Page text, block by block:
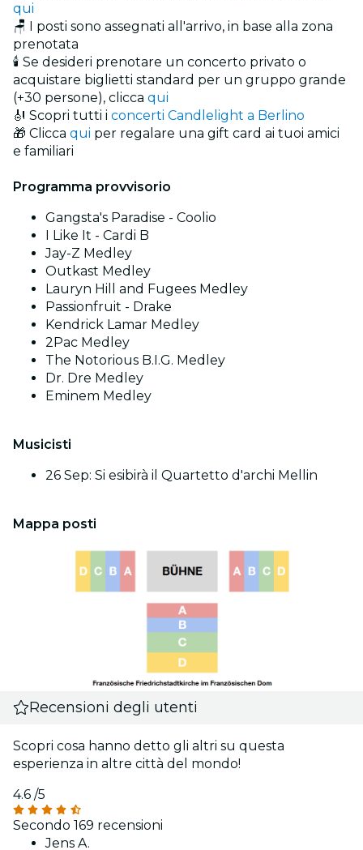
qui
🪑 I posti sono assegnati all'arrivo, in base alla zona
prenotata
🕯️ Se desideri prenotare un concerto privato o
acquistare biglietti standard per un gruppo grande
(+30 persone), clicca qui
🎻 Scopri tutti i concerti Candlelight a Berlino
🎁 Clicca qui per regalare una gift card ai tuoi amici
e familiari
Programma provvisorio
Gangsta's Paradise - Coolio
I Like It - Cardi B
Jay-Z Medley
Outkast Medley
Lauryn Hill and Fugees Medley
Passionfruit - Drake
Kendrick Lamar Medley
2Pac Medley
The Notorious B.I.G. Medley
Dr. Dre Medley
Eminem Medley
Musicisti
26 Sep: Si esibirà il Quartetto d'archi Mellin
Mappa posti
Recensioni degli utenti
Scopri cosa hanno detto gli altri su questa
esperienza in altre città del mondo!
4.6 /5
Secondo 169 recensioni
Jens A.